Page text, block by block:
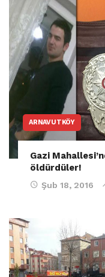
ARNAVUTKÖY
Gazi
öldürdüler!
Şub 18, 2016